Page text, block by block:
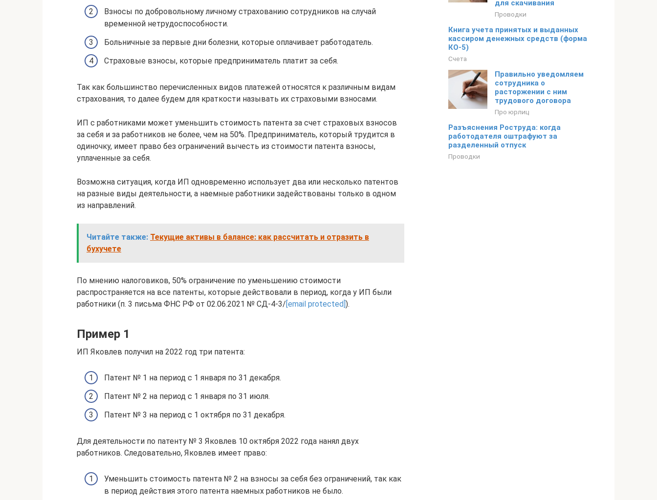
Взносы по добровольному личному страхованию сотрудников на случай
временной нетрудоспособности.
Больничные за первые дни болезни, которые оплачивает работодатель.
Страховые взносы, которые предприниматель платит за себя.
Так как большинство перечисленных видов платежей относятся к различным видам
страхования, то далее будем для краткости называть их страховыми взносами.
ИП с работниками может уменьшить стоимость патента за счет страховых взносов
за себя и за работников не более, чем на 50%. Предприниматель, который трудится в
одиночку, имеет право без ограничений вычесть из стоимости патента взносы,
уплаченные за себя.
Возможна ситуация, когда ИП одновременно использует два или несколько патентов
на разные виды деятельности, а наемные работники задействованы только в одном
из направлений.
Читайте также: Текущие активы в балансе: как рассчитать и отразить в
бухучете
По мнению налоговиков, 50% ограничение по уменьшению стоимости
распространяется на все патенты, которые действовали в период, когда у ИП были
работники (п. 3 письма ФНС РФ от 02.06.2021 № СД-4-3/[email protected]).
Пример 1
ИП Яковлев получил на 2022 год три патента:
Патент № 1 на период с 1 января по 31 декабря.
Патент № 2 на период с 1 января по 31 июля.
Патент № 3 на период с 1 октября по 31 декабря.
Для деятельности по патенту № 3 Яковлев 10 октября 2022 года нанял двух
работников. Следовательно, Яковлев имеет право:
Уменьшить стоимость патента № 2 на взносы за себя без ограничений, так как
в период действия этого патента наемных работников не было.
для скачивания
Проводки
Книга учета принятых и выданных
кассиром денежных средств (форма
КО-5)
Счета
Правильно уведомляем
сотрудника о
расторжении с ним
трудового договора
Про юрлиц
Разъяснения Роструда: когда
работодателя оштрафуют за
разделенный отпуск
Проводки